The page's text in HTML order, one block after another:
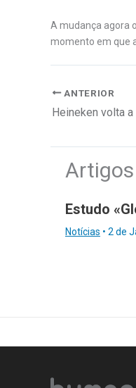
A mudança agora
momento em que
ANTERIOR
Heineken volta
Estudo
Notícias • 2 de